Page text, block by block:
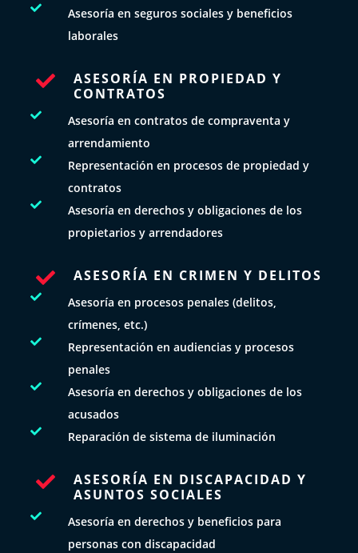

Asesoría en seguros sociales y beneficios
laborales

ASESORÍA EN PROPIEDAD Y
CONTRATOS

Asesoría en contratos de compraventa y
arrendamiento

Representación en procesos de propiedad y
contratos

Asesoría en derechos y obligaciones de los
propietarios y arrendadores
 ASESORÍA EN CRIMEN Y DELITOS

Asesoría en procesos penales (delitos,
crímenes, etc.)

Representación en audiencias y procesos
penales

Asesoría en derechos y obligaciones de los
acusados
 Reparación de sistema de iluminación

ASESORÍA EN DISCAPACIDAD Y
ASUNTOS SOCIALES

Asesoría en derechos y beneficios para
personas con discapacidad